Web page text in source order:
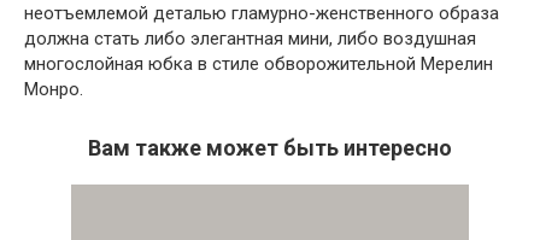
неотъемлемой деталью гламурно-женственного образа
должна стать либо элегантная мини, либо воздушная
многослойная юбка в стиле обворожительной Мерелин
Монро.
Вам также может быть интересно